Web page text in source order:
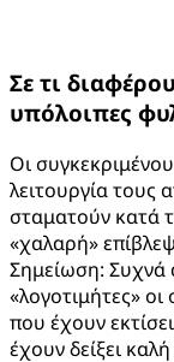
Σε τι
υπόλοιπες
Οι
λειτουργία τους
σταματούν κατά
«χαλαρή»
Σημείωση: Συχνά
«λογοτιμήτες»
που έχουν
έχουν δείξει